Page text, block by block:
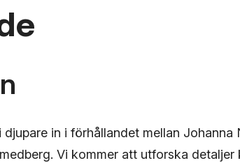
in i förhållandet mellan Johanna
Vi kommer att utforska detaljer